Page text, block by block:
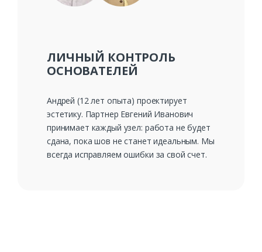
ЛИЧНЫЙ КОНТРОЛЬ
ОСНОВАТЕЛЕЙ
Андрей (12 лет опыта) проектирует
эстетику. Партнер Евгений Иванович
принимает каждый узел: работа не будет
сдана, пока шов не станет идеальным. Мы
всегда исправляем ошибки за свой счет.